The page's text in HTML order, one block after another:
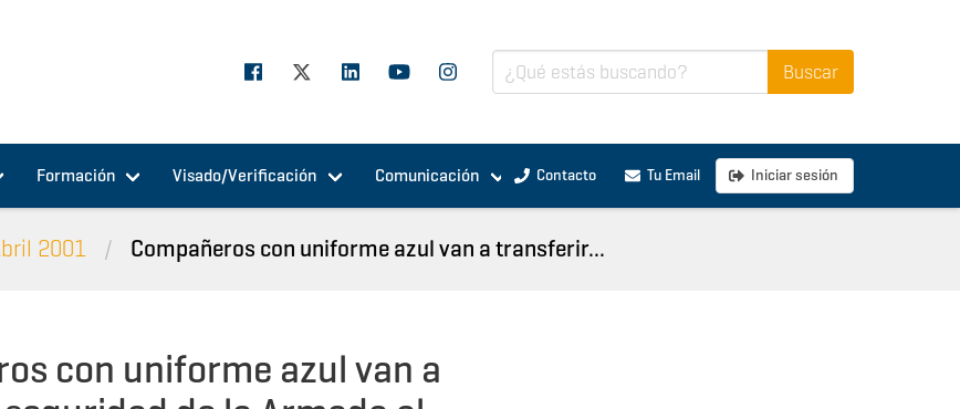
Formación Visado/Verificación Comunicación Contacto Tu Email Iniciar sesión
2001 Compañeros con uniforme azul van a transferir...
con uniforme azul van a